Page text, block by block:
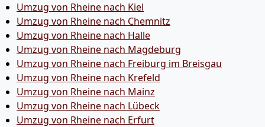
Umzug von Rheine nach Kiel
Umzug von Rheine nach Chemnitz
Umzug von Rheine nach Halle
Umzug von Rheine nach Magdeburg
Umzug von Rheine nach Freiburg im Breisgau
Umzug von Rheine nach Krefeld
Umzug von Rheine nach Mainz
Umzug von Rheine nach Lübeck
Umzug von Rheine nach Erfurt